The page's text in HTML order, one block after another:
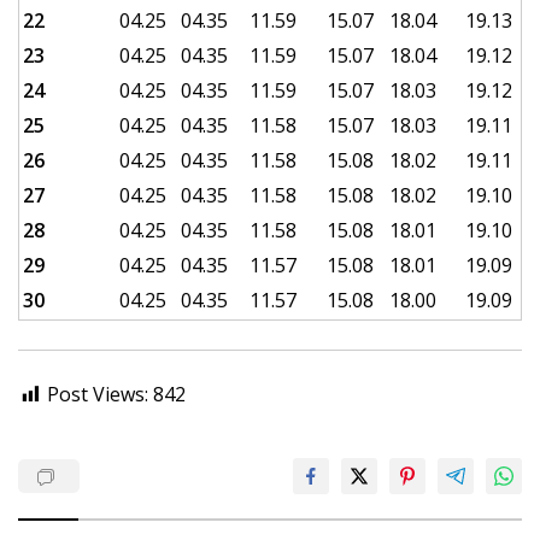
22 04.25 04.35 11.59 15.07 18.04
19.13
23
04.25 04.35 11.59 15.07 18.04
19.12
24
04.25 04.35 11.59 15.07 18.03
19.12
25
04.25 04.35 11.58 15.07 18.03
19.11
26
04.25 04.35 11.58 15.08 18.02
19.11
27
04.25 04.35 11.58 15.08 18.02
19.10
28
04.25 04.35 11.58 15.08 18.01
19.10
29
04.25 04.35 11.57 15.08 18.01
19.09
30
04.25 04.35 11.57 15.08 18.00 19.09
Post Views: 842